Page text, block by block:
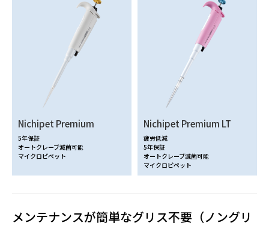
Nichipet Premium
5年保証
オートクレーブ滅菌可能
マイクロピペット
Nichipet Premium LT
疲労低減
5年保証
オートクレーブ滅菌可能
マイクロピペット
メンテナンスが簡単なグリス不要（ノングリ